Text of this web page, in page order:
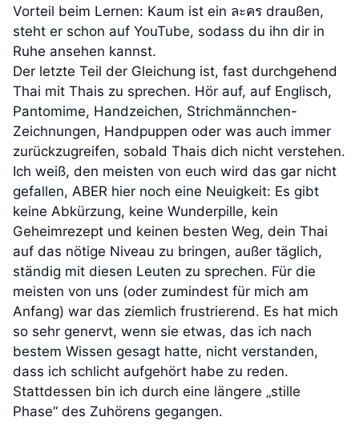
Vorteil beim Lernen: Kaum ist ein ละคร draußen,
steht er schon auf YouTube, sodass du ihn dir in
Ruhe ansehen kannst.
Der letzte Teil der Gleichung ist, fast durchgehend
Thai mit Thais zu sprechen. Hör auf, auf Englisch,
Pantomime, Handzeichen, Strichmännchen-
Zeichnungen, Handpuppen oder was auch immer
zurückzugreifen, sobald Thais dich nicht verstehen.
Ich weiß, den meisten von euch wird das gar nicht
gefallen, ABER hier noch eine Neuigkeit: Es gibt
keine Abkürzung, keine Wunderpille, kein
Geheimrezept und keinen besten Weg, dein Thai
auf das nötige Niveau zu bringen, außer täglich,
ständig mit diesen Leuten zu sprechen. Für die
meisten von uns (oder zumindest für mich am
Anfang) war das ziemlich frustrierend. Es hat mich
so sehr genervt, wenn sie etwas, das ich nach
bestem Wissen gesagt hatte, nicht verstanden,
dass ich schlicht aufgehört habe zu reden.
Stattdessen bin ich durch eine längere „stille
Phase“ des Zuhörens gegangen.